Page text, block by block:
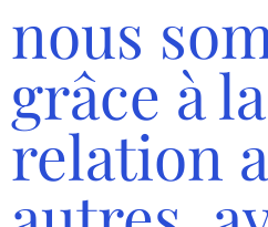
nous
grâce à la
relation